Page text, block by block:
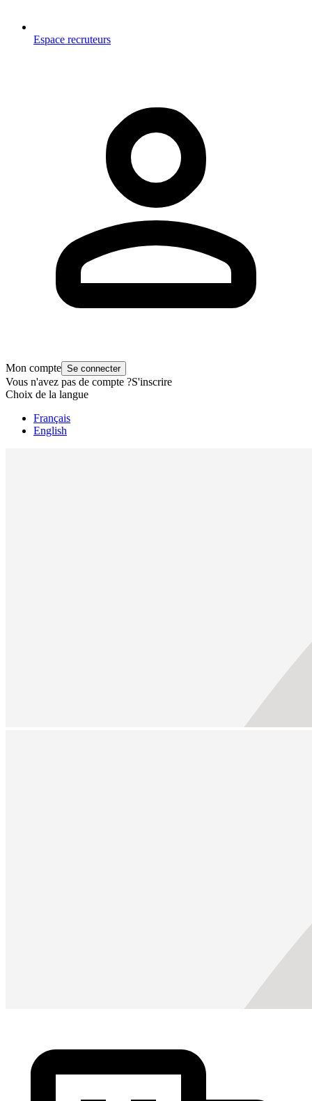
Espace recruteurs
Mon compte Se connecter
Vous n'avez pas de compte ?S'inscrire
Choix de la langue
Français
English